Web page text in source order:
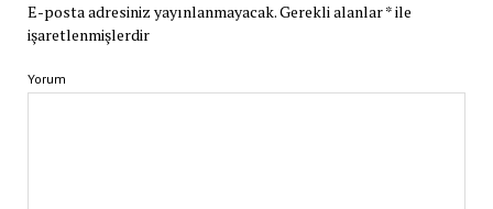
E-posta adresiniz yayınlanmayacak.Gerekli alanlar*ile
işaretlenmişlerdir
Yorum